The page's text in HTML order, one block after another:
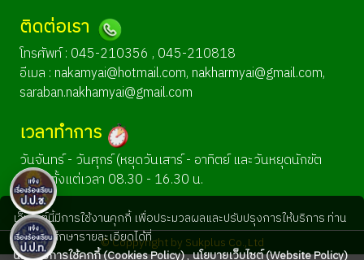
ติดต่อเรา
โทรศัพท์ : 045-210356 , 045-210818
อีเมล : nakamyai@hotmail.com, nakharmyai@gmail.com,
saraban.nakhamyai@gmail.com
เวลาทำการ
วันจันทร์ - วันศุกร์ (หยุดวันเสาร์ - อาทิตย์ และวันหยุดนักขัต
ฤกษ์) ตั้งแต่เวลา 08.30 - 16.30 น.
© Coppyright by Sukplus Co.,Ltd
เว็บไซต์นี้มีการใช้งานคุกกี้ เพื่อประมวลผลและปรับปรุงการให้บริการ ท่าน
สามารถศึกษารายละเอียดได้ที่
นโยบายการใช้คุกกี้ (Cookies Policy),นโยบายเว็บไซต์ (Website Policy)